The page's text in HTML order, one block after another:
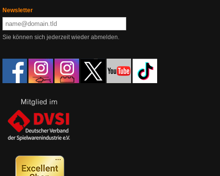
Newsletter
Sie können sich jederzeit wieder abmelden.